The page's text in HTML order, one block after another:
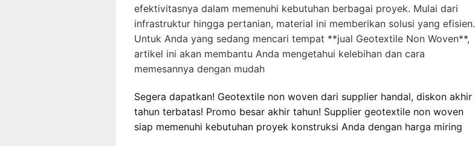
efektivitasnya dalam memenuhi kebutuhan berbagai proyek. Mulai dari
infrastruktur hingga pertanian, material ini memberikan solusi yang efisien.
Untuk Anda yang sedang mencari tempat **jual Geotextile Non Woven**,
artikel ini akan membantu Anda mengetahui kelebihan dan cara
memesannya dengan mudah
Segera dapatkan! Geotextile non woven dari supplier handal, diskon akhir
tahun terbatas! Promo besar akhir tahun! Supplier geotextile non woven
siap memenuhi kebutuhan proyek konstruksi Anda dengan harga miring